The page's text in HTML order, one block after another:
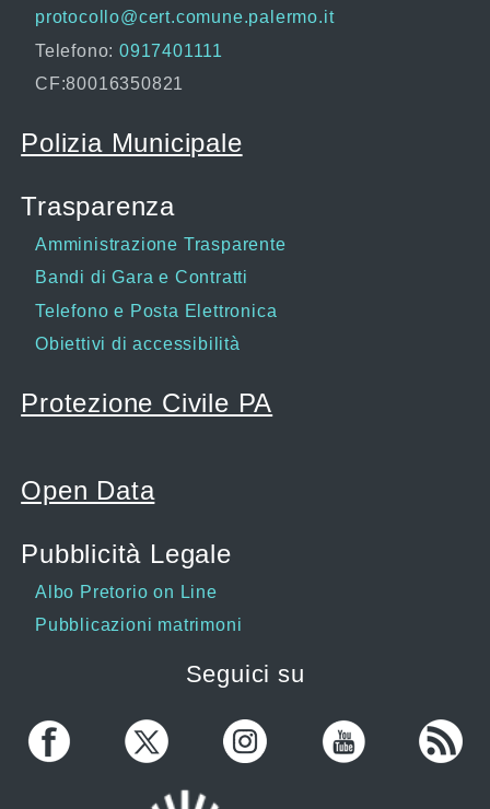
protocollo@cert.comune.palermo.it
Telefono: 0917401111
CF:80016350821
Polizia Municipale
Trasparenza
Amministrazione Trasparente
Bandi di Gara e Contratti
Telefono e Posta Elettronica
Obiettivi di accessibilità
Protezione Civile PA
Open Data
Pubblicità Legale
Albo Pretorio on Line
Pubblicazioni matrimoni
Seguici su